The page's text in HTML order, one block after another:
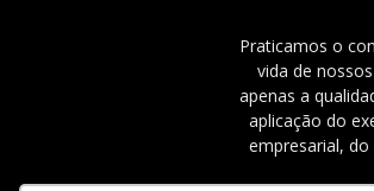
Praticamos o
vida de
apenas a
aplicação do
empresarial,